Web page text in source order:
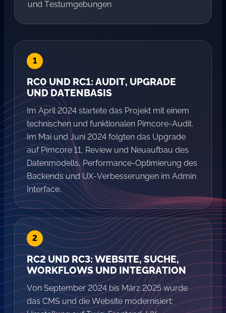
und Testumgebungen
RC0 UND RC1: AUDIT, UPGRADE
UND DATENBASIS
Im April 2024 startete das Projekt mit einem
technischen und funktionalen Pimcore-Audit.
Im Mai und Juni 2024 folgten das Upgrade
auf Pimcore 11, Review und Neuaufbau des
Datenmodells, Performance-Optimierung des
Backends und UX-Verbesserungen im Admin
Interface.
RC2 UND RC3: WEBSITE, SUCHE,
WORKFLOWS UND INTEGRATION
Von September 2024 bis März 2025 wurde
das CMS und die Website modernisiert: